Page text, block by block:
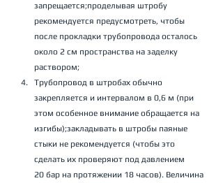
запрещается;проделывая штробу
рекомендуется предусмотреть, чтобы
после прокладки трубопровода осталось
около 2 см пространства на заделку
раствором;
Трубопровод в штробах обычно
закрепляется и интервалом в 0,6 м (при
этом особенное внимание обращается на
изгибы);закладывать в штробы паяные
стыки не рекомендуется (чтобы это
сделать их проверяют под давлением
20 бар на протяжении 18 часов). Величина